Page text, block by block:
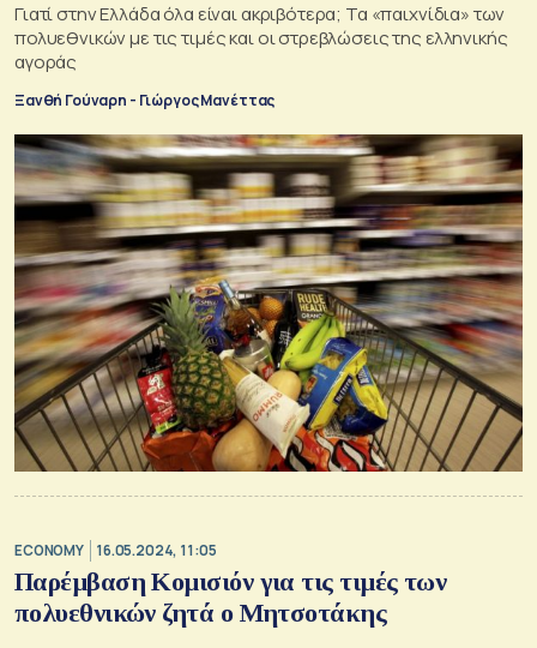
Γιατί στην Ελλάδα όλα είναι ακριβότερα; Τα «παιχνίδια» των
πολυεθνικών με τις τιμές και οι στρεβλώσεις της ελληνικής
αγοράς
Ξανθή Γούναρη - Γιώργος Μανέττας
ECONOMY 16.05.2024, 11:05
Παρέμβαση Κομισιόν για τις τιμές των
πολυεθνικών ζητά ο Μητσοτάκης